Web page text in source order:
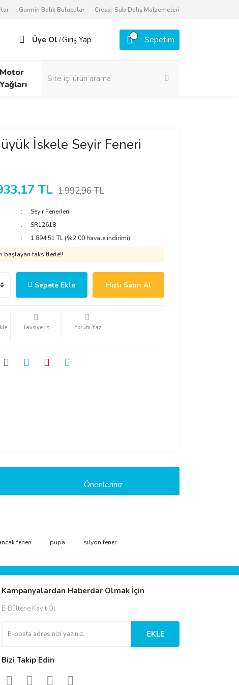
Garmin Balık Bulucular Cressi-Sub Dalış Malzemeleri
Üye Ol /Giriş Yap Sepetim
Motor
Yağları
İskele Seyir Feneri
TL 1.992,96 TL
Seyir Fenerleri
SR12618
1.894,51 TL (%2,00 havale indirimi)
başlayan taksitlerle!!
Sepete Ekle Hızlı Satın Al
Tavsiye Et Yorum Yaz
Önerileriniz
feneri pupa silyon fener
Kampanyalardan Haberdar Olmak İçin
E-Bültene Kayıt Ol
EKLE
Bizi Takip Edin